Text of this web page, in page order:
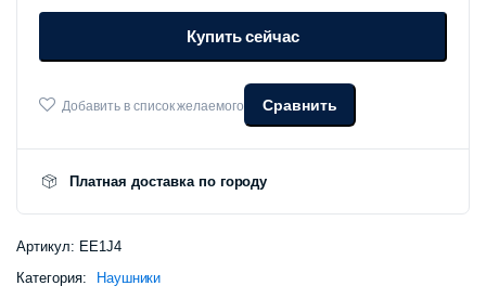
MiiiW
Wireless
Marshmallow
Купить сейчас
Добавить в список желаемого Сравнить
Платная доставка по городу
Артикул: EE1J4
Категория:
Наушники